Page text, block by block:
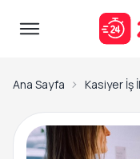
Ana Sayfa Kasiyer İş